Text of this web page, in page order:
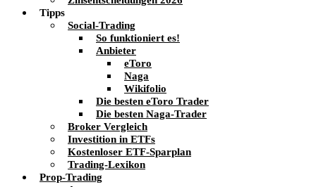
Tipps
Social-Trading
So funktioniert es!
Anbieter
eToro
Naga
Wikifolio
Die besten eToro Trader
Die besten Naga-Trader
Broker Vergleich
Investition in ETFs
Kostenloser ETF-Sparplan
Trading-Lexikon
Prop-Trading